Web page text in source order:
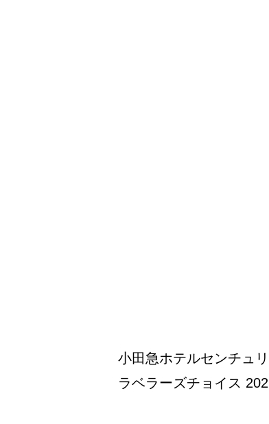
小田急ホテルセンチュ
ラベラーズチョイス